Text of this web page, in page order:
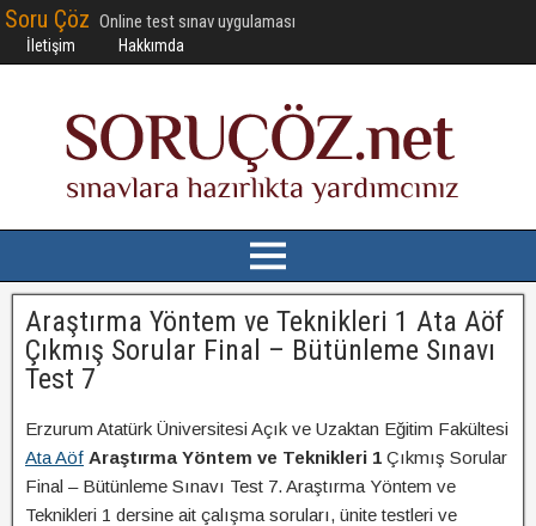
Soru Çöz Online test sınav uygulaması
İletişim Hakkımda
Araştırma Yöntem ve Teknikleri 1 Ata Aöf
Çıkmış Sorular Final – Bütünleme Sınavı
Test 7
Erzurum Atatürk Üniversitesi Açık ve Uzaktan Eğitim Fakültesi
Ata Aöf Araştırma Yöntem ve Teknikleri 1 Çıkmış Sorular
Final – Bütünleme Sınavı Test 7. Araştırma Yöntem ve
Teknikleri 1 dersine ait çalışma soruları, ünite testleri ve